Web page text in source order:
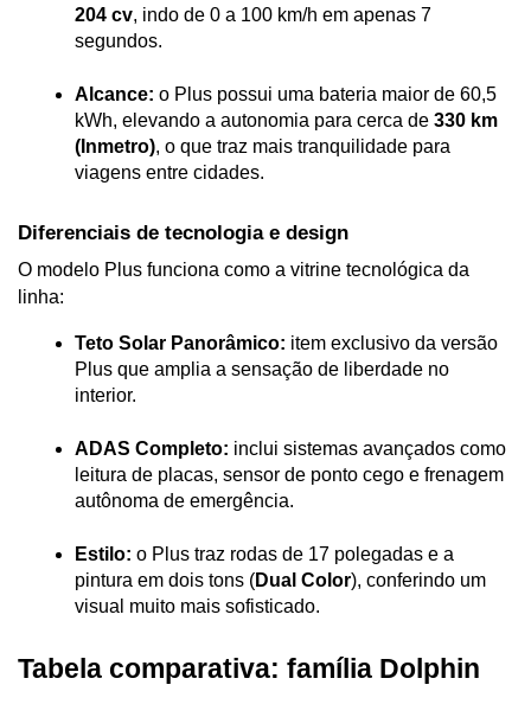
204 cv, indo de 0 a 100 km/h em apenas 7
segundos.
Alcance: o Plus possui uma bateria maior de 60,5
kWh, elevando a autonomia para cerca de 330 km
(Inmetro), o que traz mais tranquilidade para
viagens entre cidades.
Diferenciais de tecnologia e design
O modelo Plus funciona como a vitrine tecnológica da
linha:
Teto Solar Panorâmico: item exclusivo da versão
Plus que amplia a sensação de liberdade no
interior.
ADAS Completo: inclui sistemas avançados como
leitura de placas, sensor de ponto cego e frenagem
autônoma de emergência.
Estilo: o Plus traz rodas de 17 polegadas e a
pintura em dois tons (Dual Color), conferindo um
visual muito mais sofisticado.
Tabela comparativa: família Dolphin